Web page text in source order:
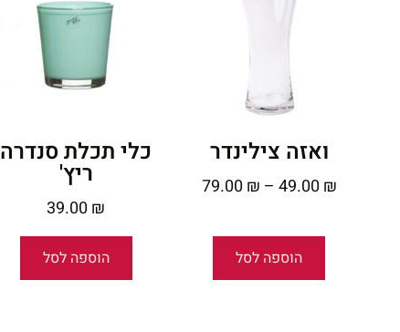
ואזה צילינדר
49.00 ₪
–
79.00 ₪
הוספה לסל
כלי תכלת סנדרה
ריץ'
39.00 ₪
הוספה לסל